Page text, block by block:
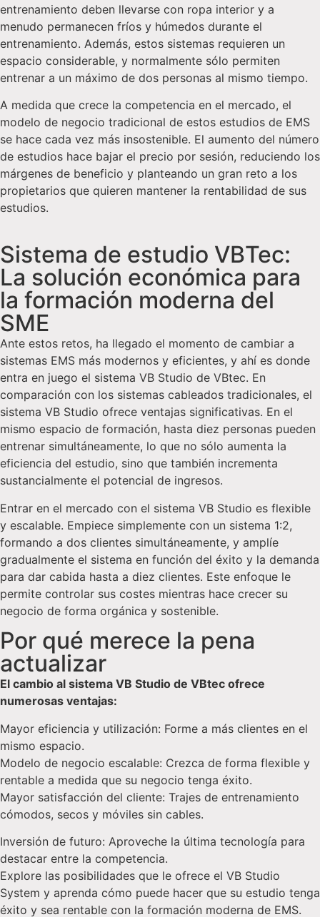
entrenamiento deben llevarse con ropa interior y a
menudo permanecen fríos y húmedos durante el
entrenamiento. Además, estos sistemas requieren un
espacio considerable, y normalmente sólo permiten
entrenar a un máximo de dos personas al mismo tiempo.
A medida que crece la competencia en el mercado, el
modelo de negocio tradicional de estos estudios de EMS
se hace cada vez más insostenible. El aumento del número
de estudios hace bajar el precio por sesión, reduciendo los
márgenes de beneficio y planteando un gran reto a los
propietarios que quieren mantener la rentabilidad de sus
estudios.
Sistema de estudio VBTec:
La solución económica para
la formación moderna del
SME
Ante estos retos, ha llegado el momento de cambiar a
sistemas EMS más modernos y eficientes, y ahí es donde
entra en juego el sistema VB Studio de VBtec. En
comparación con los sistemas cableados tradicionales, el
sistema VB Studio ofrece ventajas significativas. En el
mismo espacio de formación, hasta diez personas pueden
entrenar simultáneamente, lo que no sólo aumenta la
eficiencia del estudio, sino que también incrementa
sustancialmente el potencial de ingresos.
Entrar en el mercado con el sistema VB Studio es flexible
y escalable. Empiece simplemente con un sistema 1:2,
formando a dos clientes simultáneamente, y amplíe
gradualmente el sistema en función del éxito y la demanda
para dar cabida hasta a diez clientes. Este enfoque le
permite controlar sus costes mientras hace crecer su
negocio de forma orgánica y sostenible.
Por qué merece la pena
actualizar
El cambio al sistema VB Studio de VBtec ofrece
numerosas ventajas:
Mayor eficiencia y utilización: Forme a más clientes en el
mismo espacio.
Modelo de negocio escalable: Crezca de forma flexible y
rentable a medida que su negocio tenga éxito.
Mayor satisfacción del cliente: Trajes de entrenamiento
cómodos, secos y móviles sin cables.
Inversión de futuro: Aproveche la última tecnología para
destacar entre la competencia.
Explore las posibilidades que le ofrece el VB Studio
System y aprenda cómo puede hacer que su estudio tenga
éxito y sea rentable con la formación moderna de EMS.